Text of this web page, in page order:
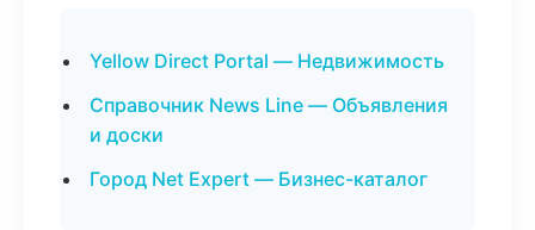
Yellow Direct Portal — Недвижимость
Справочник News Line — Объявления
и доски
Город Net Expert — Бизнес-каталог